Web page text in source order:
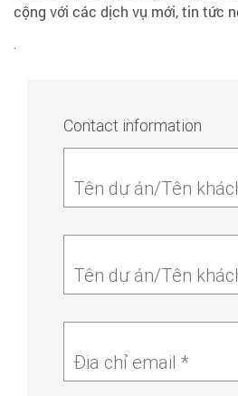
cộng với các dịch vụ mới, tin tức
.
Contact information
Tên dự án/Tên
Tên dự án/Tên
Địa chỉ email *